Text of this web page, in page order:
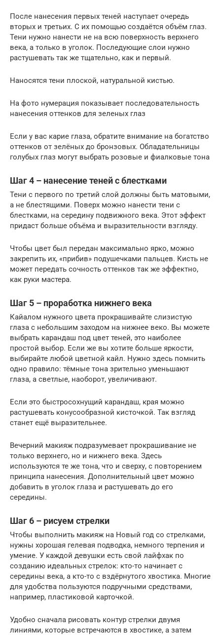
После нанесения первых теней наступает очередь
вторых и третьих. С их помощью создаётся объём глаз.
Тени нужно нанести не на всю поверхность верхнего
века, а только в уголок. Последующие слои нужно
растушевать так же тщательно, как и первый.
Наносятся тени плоской, натуральной кистью.
На фото нумерация показывает последовательность
нанесения оттенков для зеленых глаз
Если у вас карие глаза, обратите внимание на богатство
оттенков от зелёных до бронзовых. Обладательницы
голубых глаз могут выбрать розовые и фиалковые тона
Шаг 4 – нанесение теней с блестками
Тени с первого по третий слой должны быть матовыми,
а не блестящими. Поверх можно нанести тени с
блестками, на середину подвижного века. Этот эффект
придаст больше объёма и выразительности взгляду.
Чтобы цвет был передан максимально ярко, можно
закрепить их, «прибив» подушечками пальцев. Кисть не
может передать сочность оттенков так же эффектно,
как руки мастера.
Шаг 5 – проработка нижнего века
Кайалом нужного цвета прокрашивайте слизистую
глаза с небольшим заходом на нижнее веко. Вы можете
выбрать карандаш под цвет теней, это наиболее
простой выбор. Если же вы хотите больше яркости,
выбирайте любой цветной кайл. Нужно здесь помнить
одно правило: тёмные тона зрительно уменьшают
глаза, а светлые, наоборот, увеличивают.
Если это быстросохнущий карандаш, края можно
растушевать конусообразной кисточкой. Так взгляд
станет ещё выразительнее.
Вечерний макияж подразумевает прокрашивание не
только верхнего, но и нижнего века. Здесь
используются те же тона, что и сверху, с повторением
принципа нанесения. Дополнительный цвет можно
добавить в уголок глаза и растушевать до его
середины.
Шаг 6 – рисуем стрелки
Чтобы выполнить макияж на Новый год со стрелками,
нужны хорошая гелевая подводка, немного терпения и
умение. У каждой девушки есть свой лайфхак по
созданию идеальных стрелок: кто-то начинает с
середины века, а кто-то с вздёрнутого хвостика. Многие
для удобства пользуются подручными средствами,
например, пластиковой карточкой.
Удобно сначала рисовать контур стрелки двумя
линиями, которые встречаются в хвостике, а затем